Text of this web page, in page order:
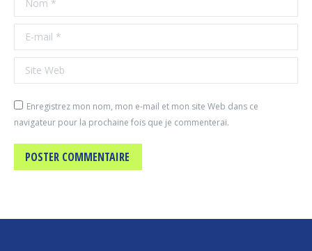
E-mail *
Site Web
Enregistrez mon nom, mon e-mail et mon site Web dans ce
navigateur pour la prochaine fois que je commenterai.
POSTER COMMENTAIRE